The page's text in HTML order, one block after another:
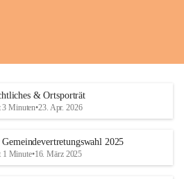
& Ortsporträt
3 Minuten•23. Apr. 2026
2025
1 Minute•16. März 2025